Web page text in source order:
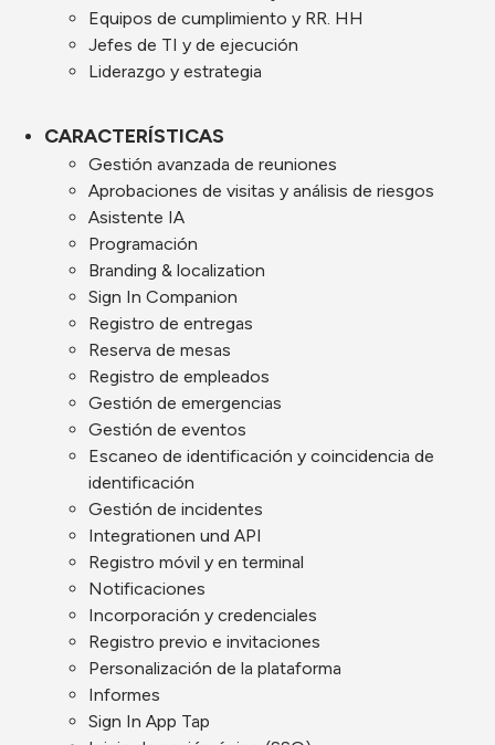
Equipos de cumplimiento y RR. HH
Jefes de TI y de ejecución
Liderazgo y estrategia
CARACTERÍSTICAS
Gestión avanzada de reuniones
Aprobaciones de visitas y análisis de riesgos
Asistente IA
Programación
Branding & localization
Sign In Companion
Registro de entregas
Reserva de mesas
Registro de empleados
Gestión de emergencias
Gestión de eventos
Escaneo de identificación y coincidencia de
identificación
Gestión de incidentes
Integrationen und API
Registro móvil y en terminal
Notificaciones
Incorporación y credenciales
Registro previo e invitaciones
Personalización de la plataforma
Informes
Sign In App Tap